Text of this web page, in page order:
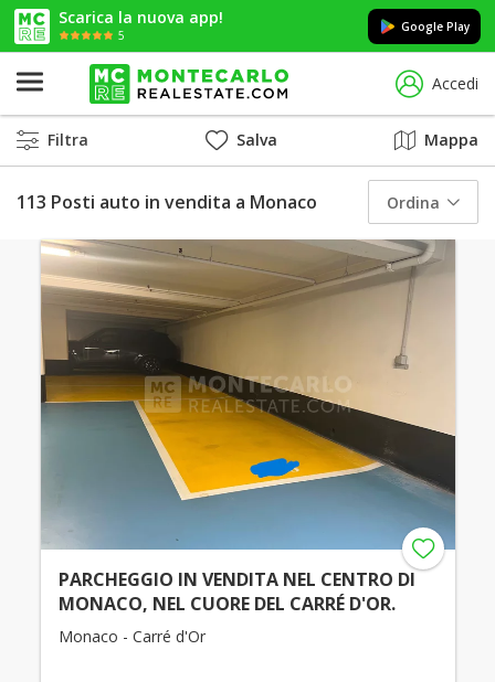
Scarica la nuova app!
5
Google Play
Accedi
Filtra Salva Mappa
113 Posti auto in vendita a Monaco Ordina
PARCHEGGIO IN VENDITA NEL CENTRO DI
MONACO, NEL CUORE DEL CARRÉ D'OR.
Monaco - Carré d'Or